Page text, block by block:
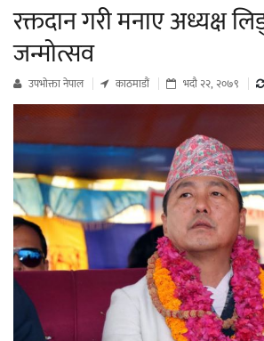
रक्तदान गरी मनाए अध्यक्ष
जन्मोत्सव
उपभाेक्ता नेपाल काठमाडौं भदौ २२, २०७९